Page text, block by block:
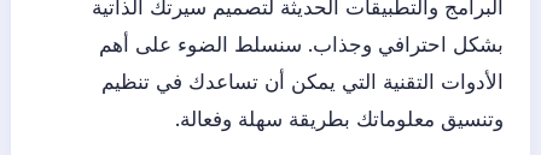
البرامج والتطبيقات الحديثة لتصميم سيرتك الذاتية
بشكل احترافي وجذاب. سنسلط الضوء على أهم
الأدوات التقنية التي يمكن أن تساعدك في تنظيم
وتنسيق معلوماتك بطريقة سهلة وفعالة.